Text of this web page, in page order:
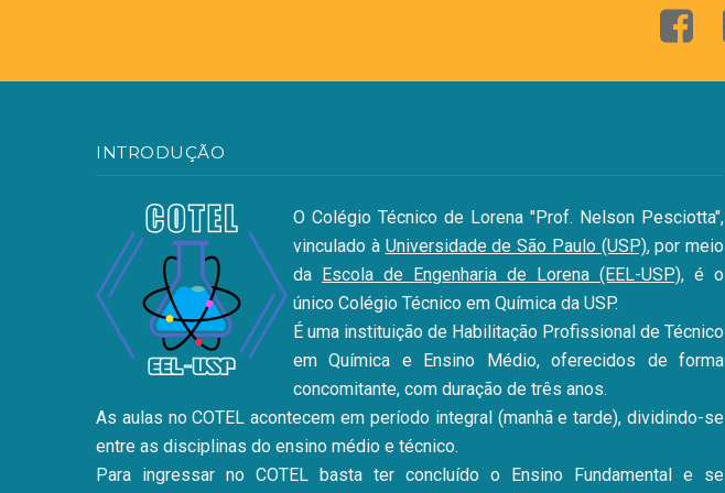
INTRODUÇÃO
O Colégio Técnico de Lorena "Prof. Nelson Pesciotta",
vinculado à Universidade de São Paulo (USP), por meio
da
Escola de Engenharia de Lorena (EEL-USP), é o
único Colégio Técnico em Química da USP.
É uma instituição de Habilitação Profissional de Técnico
em Química e Ensino Médio, oferecidos de forma
concomitante, com duração de três anos.
As aulas no COTEL acontecem em período integral (manhã e tarde), dividindo-se
entre as disciplinas do ensino médio e técnico.
Para ingressar no COTEL basta ter concluído o Ensino Fundamental e se